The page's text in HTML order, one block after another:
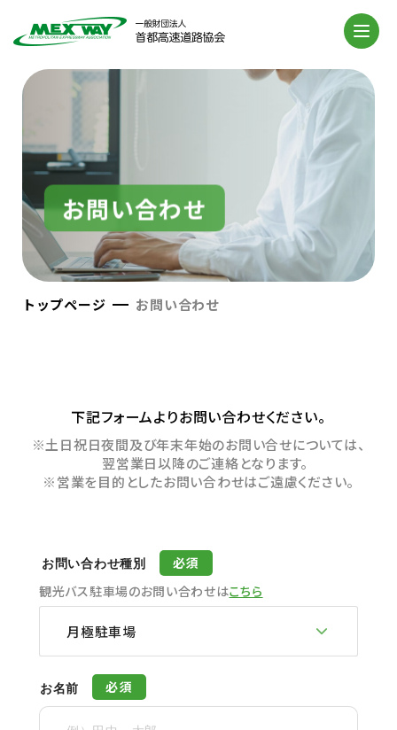
お問い合わせ
トップページ お問い合わせ
下記フォームよりお問い合わせください。
土日祝日夜間及び年末年始のお問い合せについては、
翌営業日以降のご連絡となります。
営業を目的としたお問い合わせはご遠慮ください。
お問い合わせ種別
必須
観光バス駐車場のお問い合わせはこちら
月極駐車場
お名前 必須